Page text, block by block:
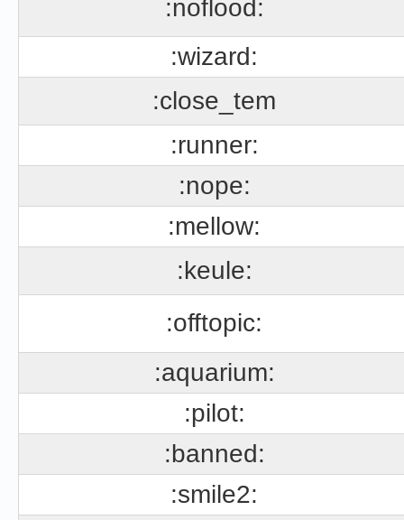
:noflood:
:wizard:
:close_tem
:runner:
:nope:
:mellow:
:keule:
:offtopic:
:aquarium:
:pilot:
:banned:
:smile2: